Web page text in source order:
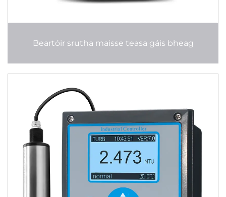
Beartóir srutha maisse teasa gáis bheag